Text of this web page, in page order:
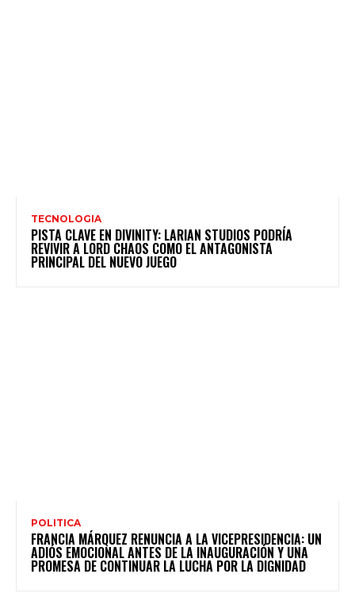
TECNOLOGIA
PISTA CLAVE EN DIVINITY: LARIAN STUDIOS PODRÍA
REVIVIR A LORD CHAOS COMO EL ANTAGONISTA
PRINCIPAL DEL NUEVO JUEGO
POLITICA
FRANCIA MÁRQUEZ RENUNCIA A LA VICEPRESIDENCIA: UN
ADIÓS EMOCIONAL ANTES DE LA INAUGURACIÓN Y UNA
PROMESA DE CONTINUAR LA LUCHA POR LA DIGNIDAD